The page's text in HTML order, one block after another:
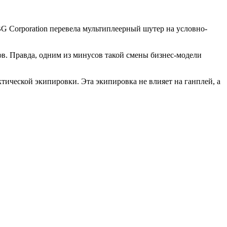
Corporation перевела мультиплеерный шутер на условно-
Правда, одним из минусов такой смены бизнес-модели
экипировки. Эта экипировка не влияет на ганплей, а